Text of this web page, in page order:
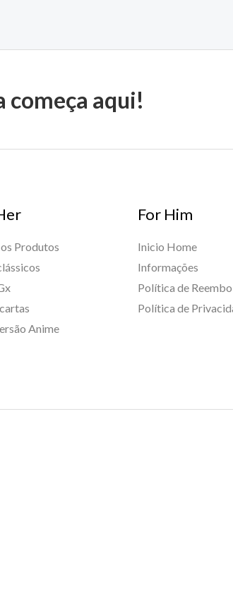
começa aqui!
Produtos
Anime
For Him
Inicio Home
Informações
Política de
Política de